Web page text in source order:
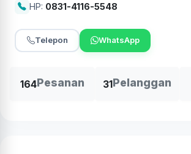
HP: 0831-4116-5548
Telepon WhatsApp
164Pesanan 31Pelanggan